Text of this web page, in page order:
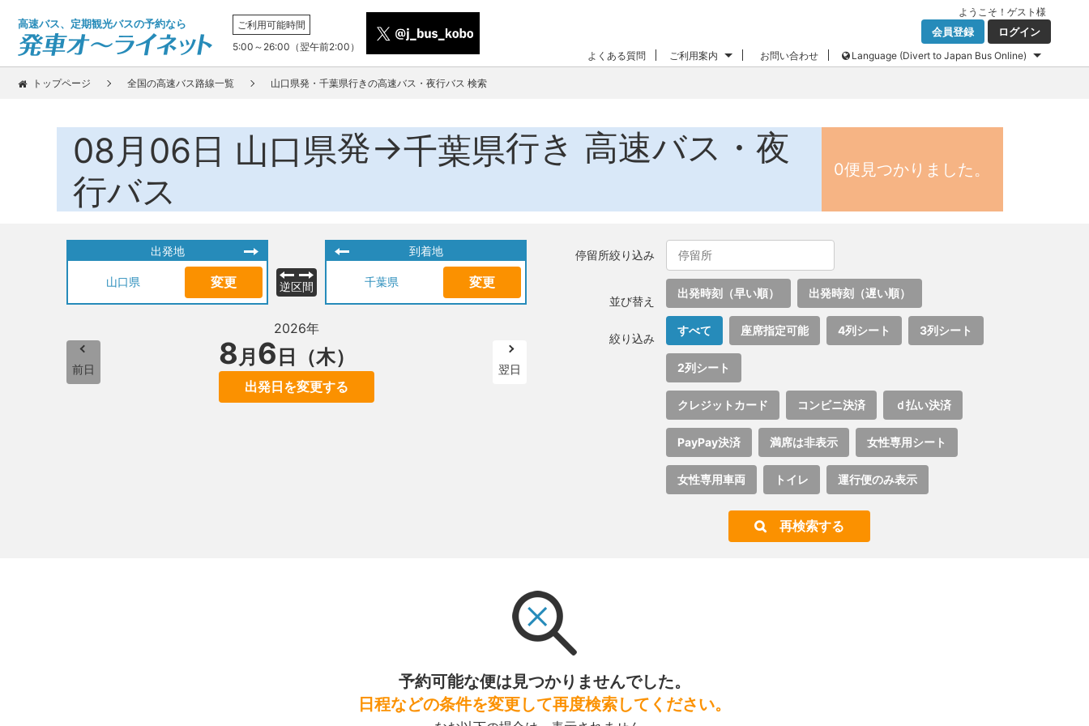
高速バス、定期観光バスの予約なら
ご利用可能時間
5:00～26:00（翌午前2:00）
ようこそ！ ゲスト 様
会員登録 ログイン
よくある質問 ご利用案内 お問い合わせ Language (Divert to Japan Bus Online)
トップページ 全国の高速バス路線一覧 山口県発・千葉県行きの高速バス・夜行バス 検索
08月06日 山口県発→千葉県行き 高速バス・夜
行バス
0便見つかりました。
出発地
山口県 変更 逆区間
到着地
千葉県 変更
前日
2026年
8月 6 日（木）
出発日を変更する
翌日
停留所絞り込み
並び替え
出発時刻（早い順） 出発時刻（遅い順）
絞り込み
すべて 座席指定可能 4列シート 3列シート
2列シート
クレジットカード コンビニ決済 ｄ払い決済
PayPay決済 満席は非表示 女性専用シート
女性専用車両 トイレ 運行便のみ表示
再検索する
予約可能な便は見つかりませんでした。
日程などの条件を変更して再度検索してください。